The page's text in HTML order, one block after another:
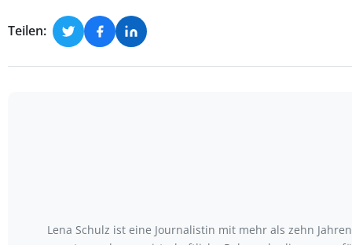
Teilen:
Lena Schulz ist eine Journalistin mit mehr als zehn